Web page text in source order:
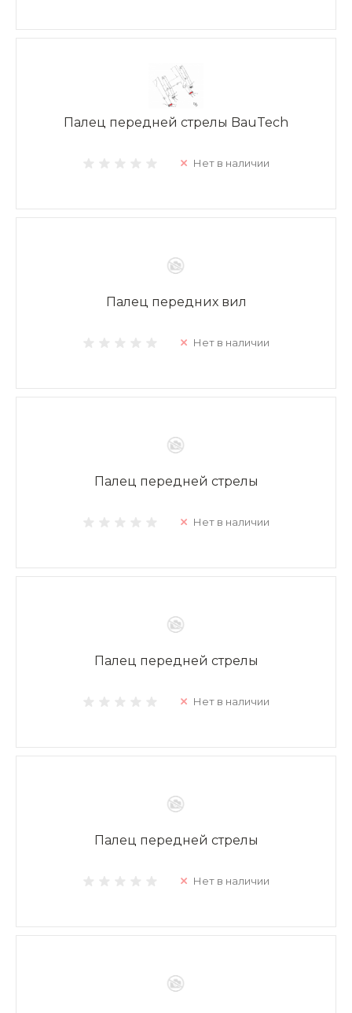
Палец передней стрелы BauTech
Нет в наличии
Палец передних вил
Нет в наличии
Палец передней стрелы
Нет в наличии
Палец передней стрелы
Нет в наличии
Палец передней стрелы
Нет в наличии